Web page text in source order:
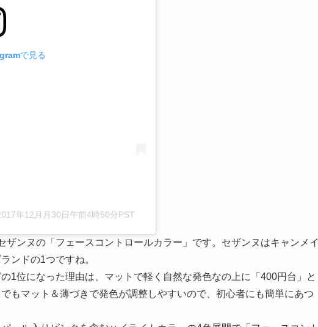
で見る
年12月月30日午前4時50分PST
ザンヌの「フェースコントロールカラー」です。セザンヌはキャンメイ
ンドの1つですね。
1位になった理由は、マットで軽く自然な発色なの上に「400円台」と
もマット＆薄づきで発色が調整しやすいので、初心者にも簡単にあつ